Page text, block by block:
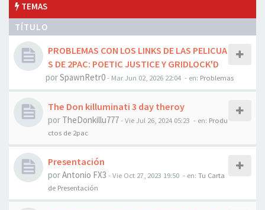
TEMAS
TÍTULO
PROBLEMAS CON LOS LINKS DE LAS PELICUA
S DE 2PAC: POETIC JUSTICE Y GRIDLOCK'D
porSpawnRetr0- Mar Jun 02, 2026 22:04 - en: Problemas
The Don killuminati 3 day theroy
por TheDonkillu777-Vie Jul 26, 2024 05:23 - en: Produ
ctos de 2pac
Presentación
porAntonio FX3 -Vie Oct 27, 2023 19:50 - en: Tu Carta
de Presentación